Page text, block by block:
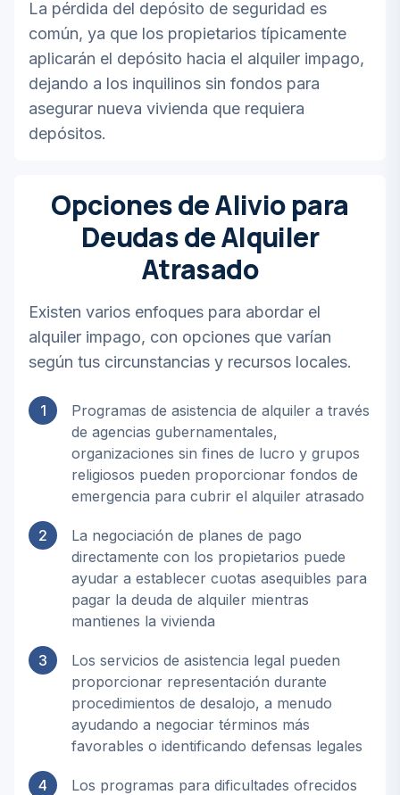
La pérdida del depósito de seguridad es
común, ya que los propietarios típicamente
aplicarán el depósito hacia el alquiler impago,
dejando a los inquilinos sin fondos para
asegurar nueva vivienda que requiera
depósitos.
Opciones de Alivio para
Deudas de Alquiler
Atrasado
Existen varios enfoques para abordar el
alquiler impago, con opciones que varían
según tus circunstancias y recursos locales.
1
Programas de asistencia de alquiler a través
de agencias gubernamentales,
organizaciones sin fines de lucro y grupos
religiosos pueden proporcionar fondos de
emergencia para cubrir el alquiler atrasado
2
La negociación de planes de pago
directamente con los propietarios puede
ayudar a establecer cuotas asequibles para
pagar la deuda de alquiler mientras
mantienes la vivienda
3
Los servicios de asistencia legal pueden
proporcionar representación durante
procedimientos de desalojo, a menudo
ayudando a negociar términos más
favorables o identificando defensas legales
4
Los programas para dificultades ofrecidos